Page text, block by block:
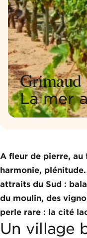
Grimaud
La mer
A fleur de pierre, au
harmonie,
attraits du Sud :
du moulin, des
perle rare : la cité
Un village